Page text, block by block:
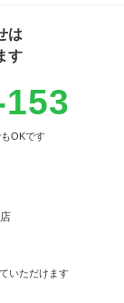
は
す
OKです
いただけます